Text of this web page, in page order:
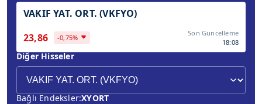
VAKIF YAT. ORT. (VKFYO)
23,86
-0,75%
Son Güncelleme
18:08
Diğer Hisseler
Bağlı Endeksler:XYORT